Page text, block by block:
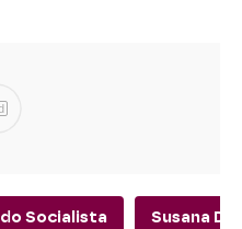
Socialista Susana